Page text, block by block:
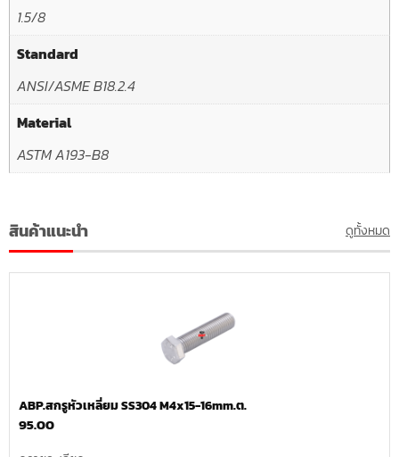
1.5/8
Standard
ANSI/ASME B18.2.4
Material
ASTM A193-B8
สินค้าแนะนำ ดูทั้งหมด
ABP.สกรูหัวเหลี่ยม SS304 M4x15-16mm.ต.
95.00